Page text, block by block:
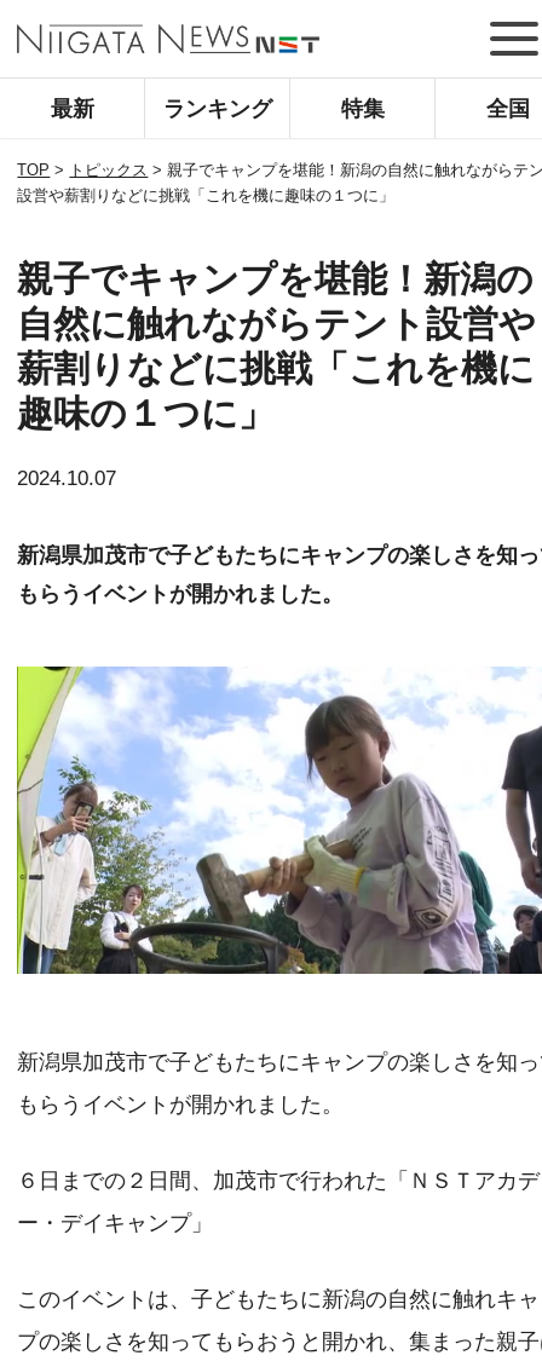
最新 ランキング 特集 全国
TOP > トピックス >親子でキャンプを堪能！新潟の自然に触れながらテ
設営や薪割りなどに挑戦「これを機に趣味の１つに」
親子でキャンプを堪能！新潟の
自然に触れながらテント設営や
薪割りなどに挑戦「これを機に
趣味の１つに」
2024.10.07
新潟県加茂市で子どもたちにキャンプの楽しさを知
もらうイベントが開かれました。
新潟県加茂市で子どもたちにキャンプの楽しさを知
もらうイベントが開かれました。
６日までの２日間、加茂市で行われた「ＮＳＴアカ
ー・デイキャンプ」
このイベントは、子どもたちに新潟の自然に触れキ
プの楽しさを知ってもらおうと開かれ、集まった親